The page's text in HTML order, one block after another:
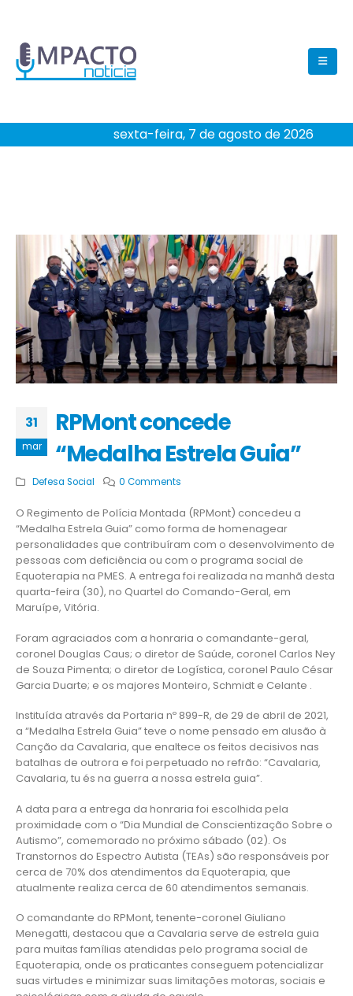
sexta-feira, 7 de agosto de 2026
31
mar
RPMont concede
“Medalha Estrela Guia”
Defesa Social 0 Comments
O Regimento de Polícia Montada (RPMont) concedeu a
“Medalha Estrela Guia” como forma de homenagear
personalidades que contribuíram com o desenvolvimento de
pessoas com deficiência ou com o programa social de
Equoterapia na PMES. A entrega foi realizada na manhã desta
quarta-feira (30), no Quartel do Comando-Geral, em
Maruípe, Vitória.
Foram agraciados com a honraria o comandante-geral,
coronel Douglas Caus; o diretor de Saúde, coronel Carlos Ney
de Souza Pimenta; o diretor de Logística, coronel Paulo César
Garcia Duarte; e os majores Monteiro, Schmidt e Celante .
Instituída através da Portaria nº 899-R, de 29 de abril de 2021,
a “Medalha Estrela Guia” teve o nome pensado em alusão à
Canção da Cavalaria, que enaltece os feitos decisivos nas
batalhas de outrora e foi perpetuado no refrão: “Cavalaria,
Cavalaria, tu és na guerra a nossa estrela guia”.
A data para a entrega da honraria foi escolhida pela
proximidade com o “Dia Mundial de Conscientização Sobre o
Autismo”, comemorado no próximo sábado (02). Os
Transtornos do Espectro Autista (TEAs) são responsáveis por
cerca de 70% dos atendimentos da Equoterapia, que
atualmente realiza cerca de 60 atendimentos semanais.
O comandante do RPMont, tenente-coronel Giuliano
Menegatti, destacou que a Cavalaria serve de estrela guia
para muitas famílias atendidas pelo programa social de
Equoterapia, onde os praticantes conseguem potencializar
suas virtudes e minimizar suas limitações motoras, sociais e